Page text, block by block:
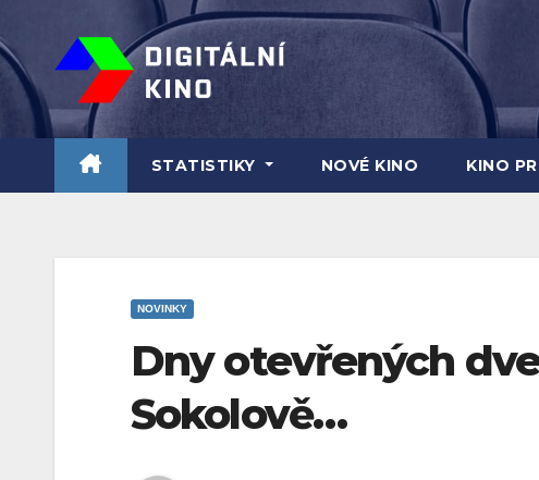
to
content
STATISTIKY NOVÉ KINO KINO
NOVINKY
Dny otevřených
Sokolově…